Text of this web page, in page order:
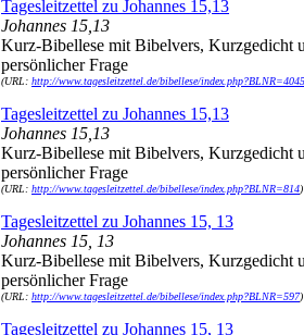
Tagesleitzettel zu Johannes 15,13
Johannes 15,13
Kurz-Bibellese mit Bibelvers, Kurzgedicht
persönlicher Frage
(URL: http://www.tagesleitzettel.de/bibellese/
Tagesleitzettel zu Johannes 15,13
Johannes 15,13
Kurz-Bibellese mit Bibelvers, Kurzgedicht
persönlicher Frage
(URL: http://www.tagesleitzettel.de/bibellese/index.php?BLNR=814)
Tagesleitzettel zu Johannes 15, 13
Johannes 15, 13
Kurz-Bibellese mit Bibelvers, Kurzgedicht
persönlicher Frage
(URL: http://www.tagesleitzettel.de/bibellese/index.php?BLNR=597)
Tagesleitzettel zu Johannes 15, 13